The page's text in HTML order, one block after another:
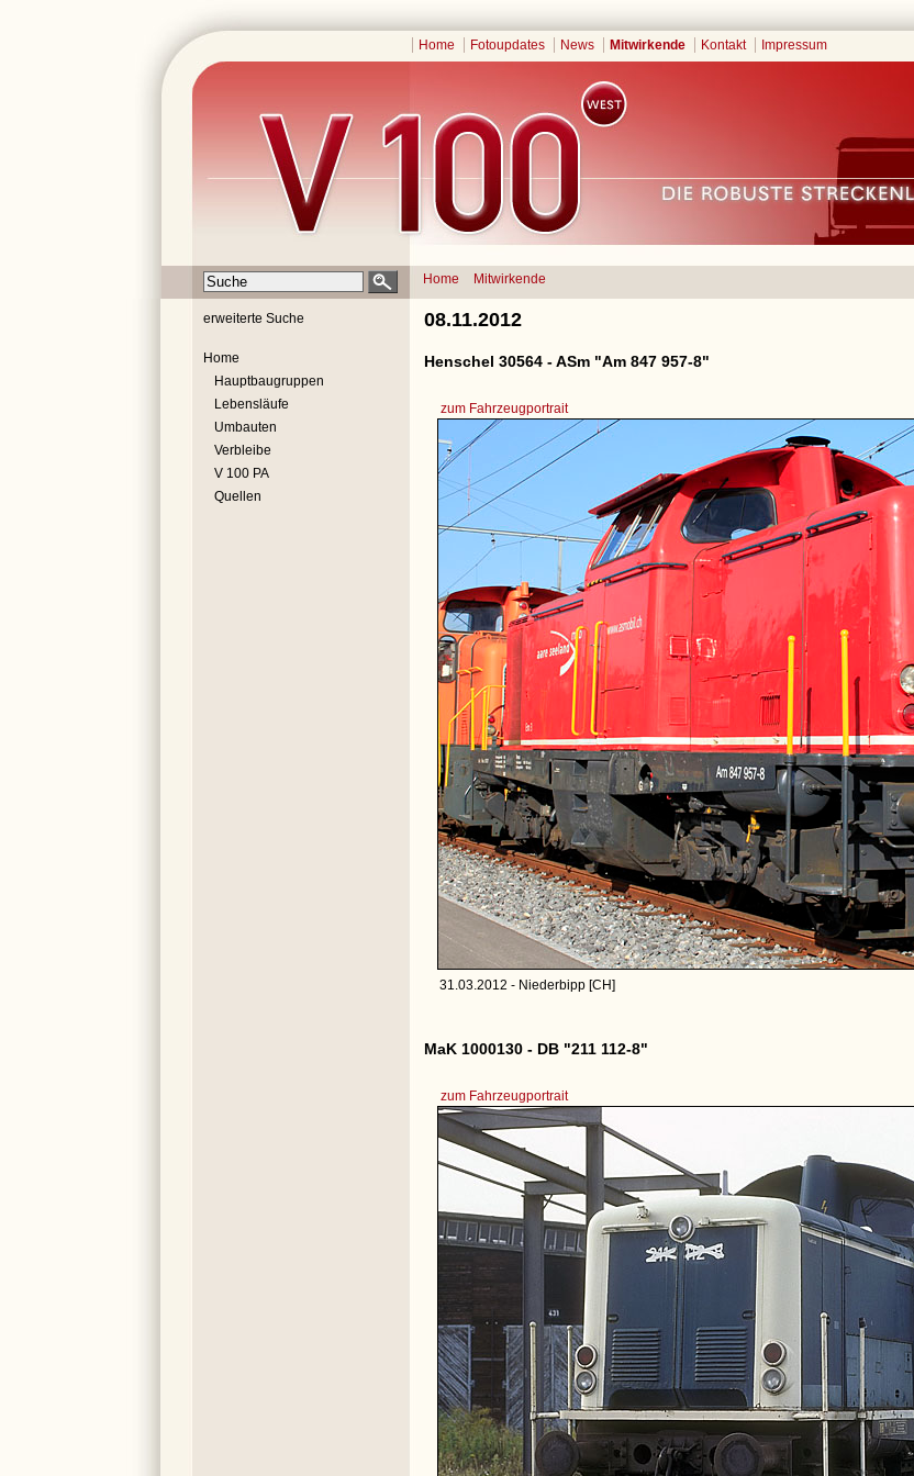
Home Fotoupdates News Mitwirkende Kontakt Impressum
Home Mitwirkende
erweiterte Suche
Home
Hauptbaugruppen
Lebensläufe
Umbauten
Verbleibe
V 100 PA
Quellen
08.11.2012
Henschel 30564 - ASm "Am 847 957-8"
zum Fahrzeugportrait
31.03.2012 - Niederbipp [CH]
MaK 1000130 - DB "211 112-8"
zum Fahrzeugportrait